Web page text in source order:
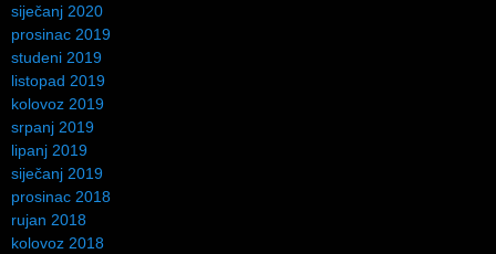
siječanj 2020
prosinac 2019
studeni 2019
listopad 2019
kolovoz 2019
srpanj 2019
lipanj 2019
siječanj 2019
prosinac 2018
rujan 2018
kolovoz 2018